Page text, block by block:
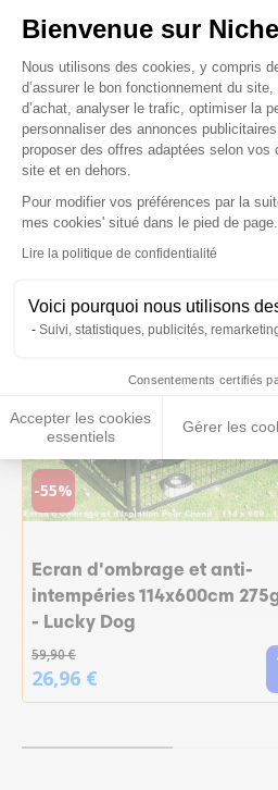
Bienvenue sur
Plateforme de
Nous utilisons des cookies, y compris
d’assurer le bon fonctionnement du
d’achat, analyser le trafic, optimiser la
personnaliser des annonces
proposer des offres adaptées selon vos
site et en dehors.
Pour modifier vos préférences par la
mes cookies' situé dans le pied de page.
Lire la politique de confidentialité
Voici pourquoi nous utilisons
Suivi, statistiques, publicités,
Consentements certifiés
Accepter les cookies
essentiels
Gérer les
Axeptio
Ces produits
-55%
Ecran d'ombrage et anti-
intempéries 114x600cm
- Lucky Dog
59,90 €
26,96 €